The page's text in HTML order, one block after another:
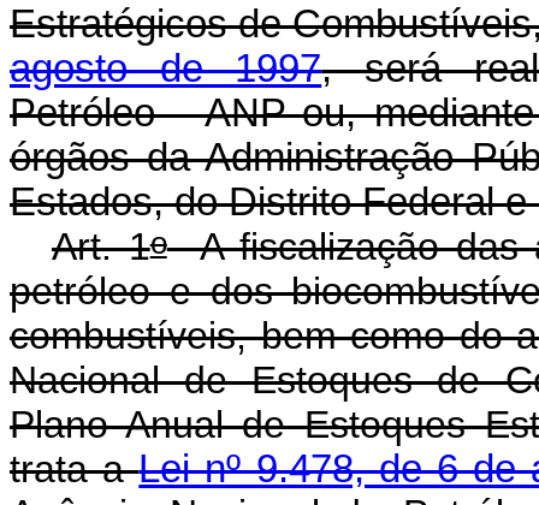
Estratégicos de
agosto de 1997, será
Petróleo - ANP ou,
órgãos da Administração
Estados, do Distrito Federal
Art. 1oA fiscalização das
petróleo e dos
combustíveis, bem como do
Nacional de Estoques de
Plano Anual de Estoques
trata aLei nº 9.478, de 6 de